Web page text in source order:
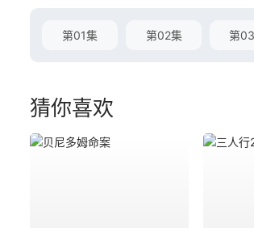
第01集 第02集 第
猜你喜欢